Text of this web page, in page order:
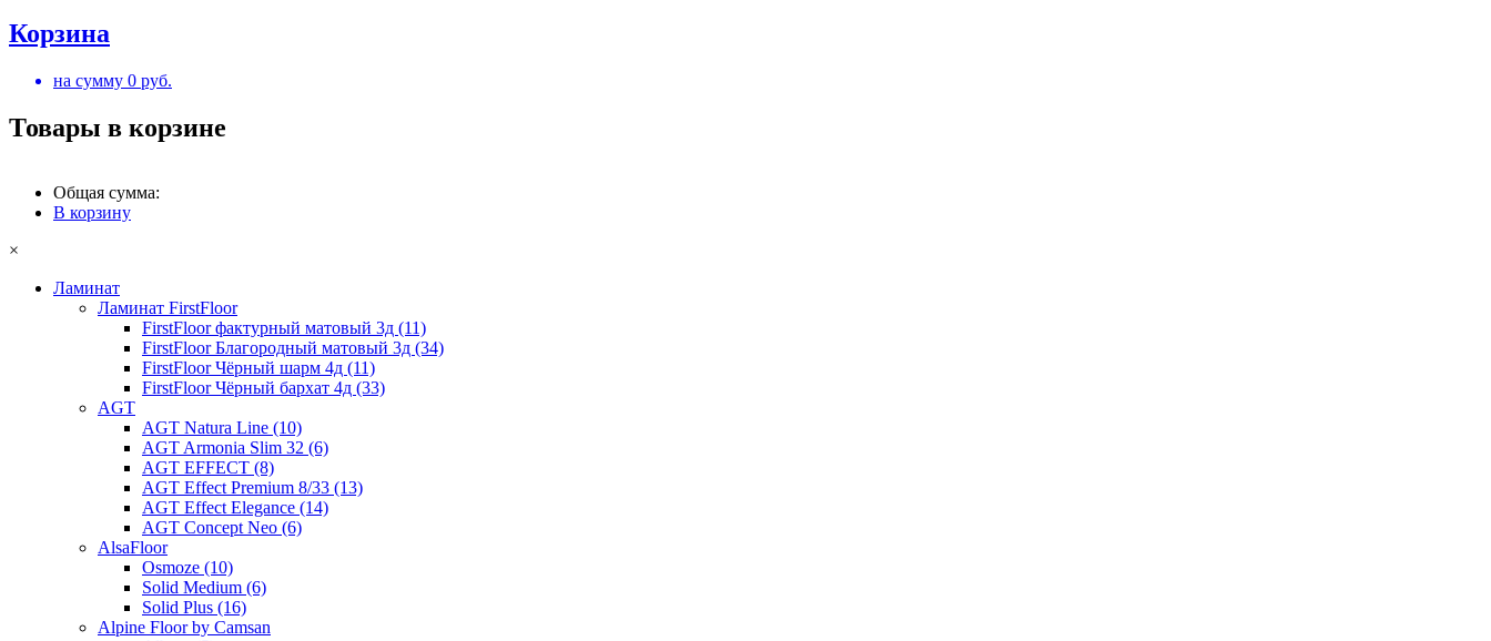
Корзина
на сумму 0 руб.
Товары в корзине
Общая сумма:
В корзину
×
Ламинат
Ламинат FirstFloor
FirstFloor фактурный матовый 3д (11)
FirstFloor Благородный матовый 3д (34)
FirstFloor Чёрный шарм 4д (11)
FirstFloor Чёрный бархат 4д (33)
AGT
AGT Natura Line (10)
AGT Armonia Slim 32 (6)
AGT EFFECT (8)
AGT Effect Premium 8/33 (13)
AGT Effect Elegance (14)
AGT Concept Neo (6)
AlsaFloor
Osmoze (10)
Solid Medium (6)
Solid Plus (16)
Alpine Floor by Camsan